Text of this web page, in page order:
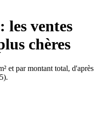
: les ventes
chères
et par montant total, d'après
).